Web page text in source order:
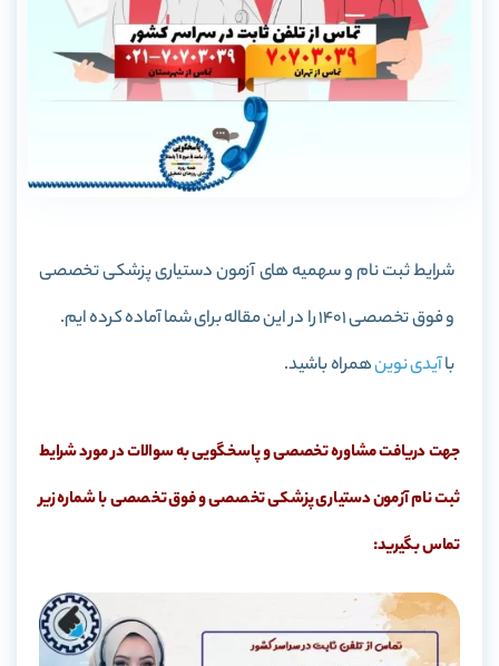
شرایط ثبت نام و سهمیه های آزمون دستیاری پزشکی تخصصی
و فوق تخصصی 1401 را در این مقاله برای شما آماده کرده ایم.
باآیدی نوینهمراه باشید.
جهت دریافت مشاوره تخصصی و پاسخگویی به سوالات در مورد شرایط
ثبت نام آزمون دستیاری پزشکی تخصصی و فوق تخصصی با شماره زیر
تماس بگیرید: